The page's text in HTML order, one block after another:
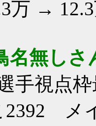
→ 12.3
名無しさ
手視点枠
メ